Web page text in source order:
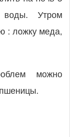
воды. Утром
: ложку меда,
можно